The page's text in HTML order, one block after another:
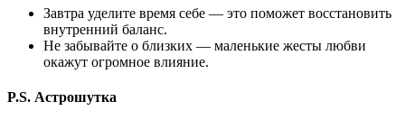
Завтра уделите время себе — это поможет восстановить
внутренний баланс.
Не забывайте о близких — маленькие жесты любви
окажут огромное влияние.
P.S. Астрошутка